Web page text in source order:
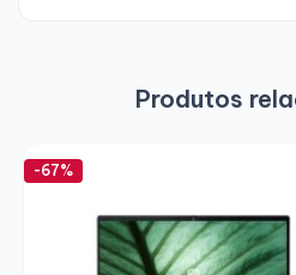
Produtos
-67%